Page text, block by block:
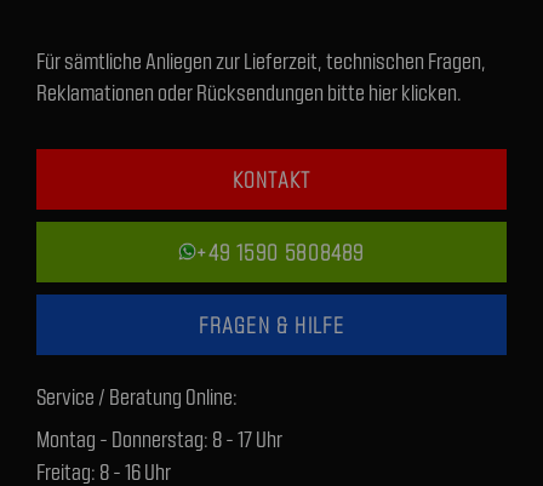
Für sämtliche Anliegen zur Lieferzeit, technischen Fragen,
Reklamationen oder Rücksendungen bitte hier klicken.
KONTAKT
+49 1590 5808489
FRAGEN & HILFE
Service / Beratung Online:
Montag - Donnerstag: 8 - 17 Uhr
Freitag: 8 - 16 Uhr